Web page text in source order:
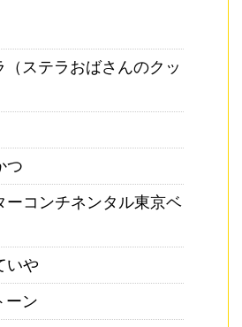
（ステラおばさんのクッ
つ
ーコンチネンタル東京ベ
や
ーン